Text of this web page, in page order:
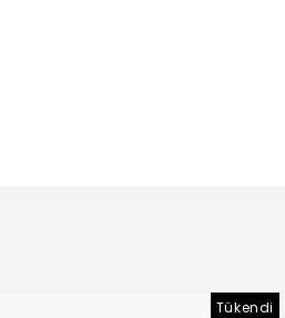
Tükendi